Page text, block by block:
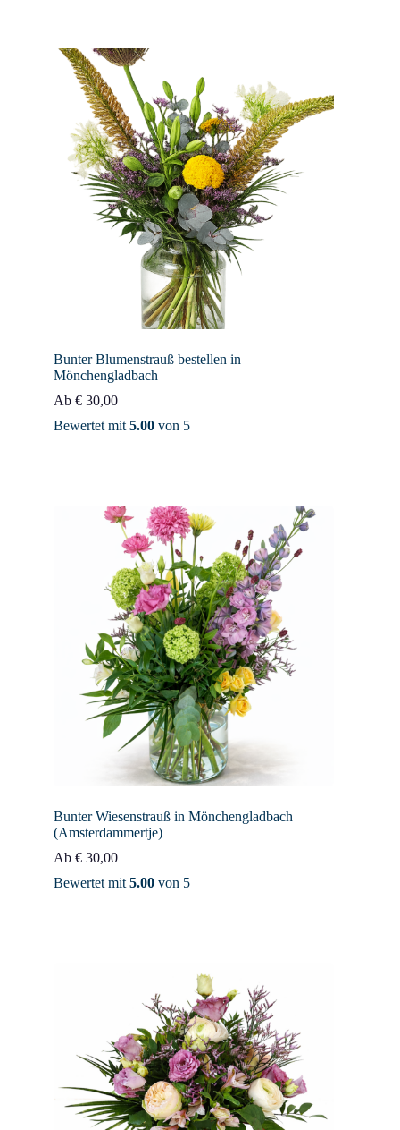
Bunter Blumenstrauß bestellen in
Mönchengladbach
Ab € 30,00
Bewertet mit 5.00 von 5
Bunter Wiesenstrauß in Mönchengladbach
(Amsterdammertje)
Ab € 30,00
Bewertet mit 5.00 von 5